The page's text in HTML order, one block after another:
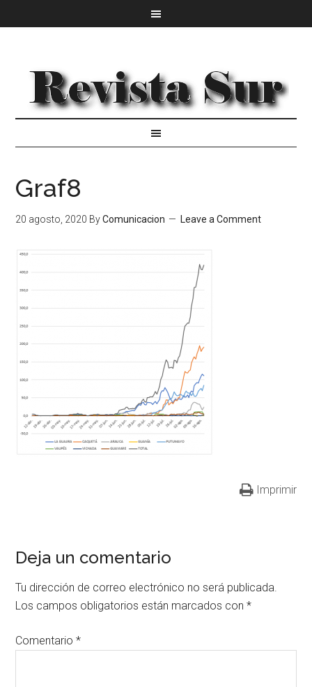
Graf8
20 agosto, 2020 ByComunicacion Leave a Comment
Imprimir
Deja un comentario
Tu dirección de correo electrónico no será publicada.
Los campos obligatorios están marcados con*
Comentario*